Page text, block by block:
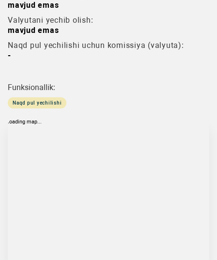
mavjud emas
Valyutani yechib olish:
mavjud emas
Naqd pul yechilishi uchun komissiya (valyuta):
-
Funksionallik:
Naqd pul yechilishi
loading map...